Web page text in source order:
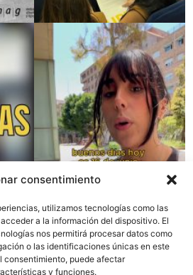
consentimiento
utilizamos tecnologías como las
a la información del dispositivo. El
nos permitirá procesar datos como
o las identificaciones únicas en este
consentimiento, puede afectar
y funciones.